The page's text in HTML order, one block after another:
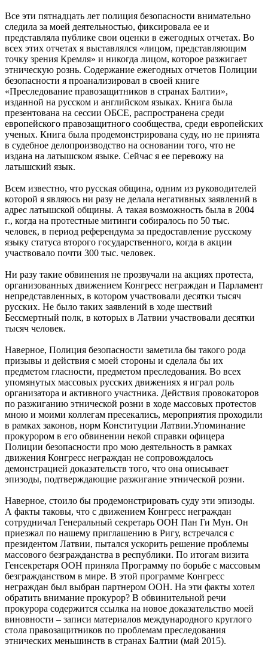
Все эти пятнадцать лет полиция безопасности внимательно
следила за моей деятельностью, фиксировала ее и
представляла публике свои оценки в ежегодных отчетах. Во
всех этих отчетах я выставлялся «лицом, представляющим
точку зрения Кремля» и никогда лицом, которое разжигает
этническую рознь. Содержание ежегодных отчетов Полиции
безопасности я проанализировал в своей книге
«Преследование правозащитников в странах Балтии»,
изданной на русском и английском языках. Книга была
презентована на сессии ОБСЕ, распространена среди
европейского правозащитного сообщества, среди европейских
ученых. Книга была продемонстрирована суду, но не принята
в судебное делопроизводство на основании того, что не
издана на латышском языке. Сейчас я ее перевожу на
латышский язык.
Всем известно, что русская община, одним из руководителей
которой я являюсь ни разу не делала негативных заявлений в
адрес латышской общины. А такая возможность была в 2004
г., когда на протестные митинги собиралось по 50 тыс.
человек, в период референдума за предоставление русскому
языку статуса второго государственного, когда в акции
участвовало почти 300 тыс. человек.
Ни разу такие обвинения не прозвучали на акциях протеста,
организованных движением Конгресс неграждан и Парламент
непредставленных, в котором участвовали десятки тысяч
русских. Не было таких заявлений в ходе шествий
Бессмертный полк, в которых в Латвии участвовали десятки
тысяч человек.
Наверное, Полиция безопасности заметила бы такого рода
призывы и действия с моей стороны и сделала бы их
предметом гласности, предметом преследования. Во всех
упомянутых массовых русских движениях я играл роль
организатора и активного участника. Действия провокаторов
по разжиганию этнической розни в ходе массовых протестов
мною и моими коллегам пресекались, мероприятия проходили
в рамках законов, норм Конституции Латвии.Упоминание
прокурором в его обвинении некой справки офицера
Полиции безопасности про мою деятельность в рамках
движения Конгресс неграждан не сопровождалось
демонстрацией доказательств того, что она описывает
эпизоды, подтверждающие разжигание этнической розни.
Наверное, стоило бы продемонстрировать суду эти эпизоды.
А факты таковы, что с движением Конгресс неграждан
сотрудничал Генеральный секретарь ООН Пан Ги Мун. Он
приезжал по нашему приглашению в Ригу, встречался с
президентом Латвии, пытался ускорить решение проблемы
массового безгражданства в республики. По итогам визита
Генсекретаря ООН приняла Программу по борьбе с массовым
безгражданством в мире. В этой программе Конгресс
неграждан был выбран партнером ООН. На эти факты хотел
обратить внимание прокурор? В обвинительной речи
прокурора содержится ссылка на новое доказательство моей
виновности – записи материалов международного круглого
стола правозащитников по проблемам преследования
этнических меньшинств в странах Балтии (май 2015).